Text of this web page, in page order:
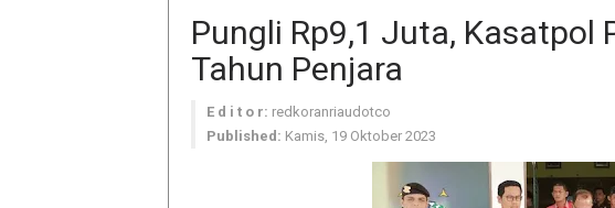
Pungli Rp9,1 Juta, Kasatpol
Tahun Penjara
E d i t o r: redkoranriaudotco
Published: Kamis, 19 Oktober 2023